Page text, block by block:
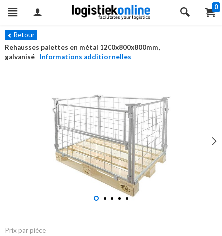
0
Retour
Rehausses palettes en métal 1200x800x800mm,
galvanisé
Informations additionnelles
Prix ​​par pièce